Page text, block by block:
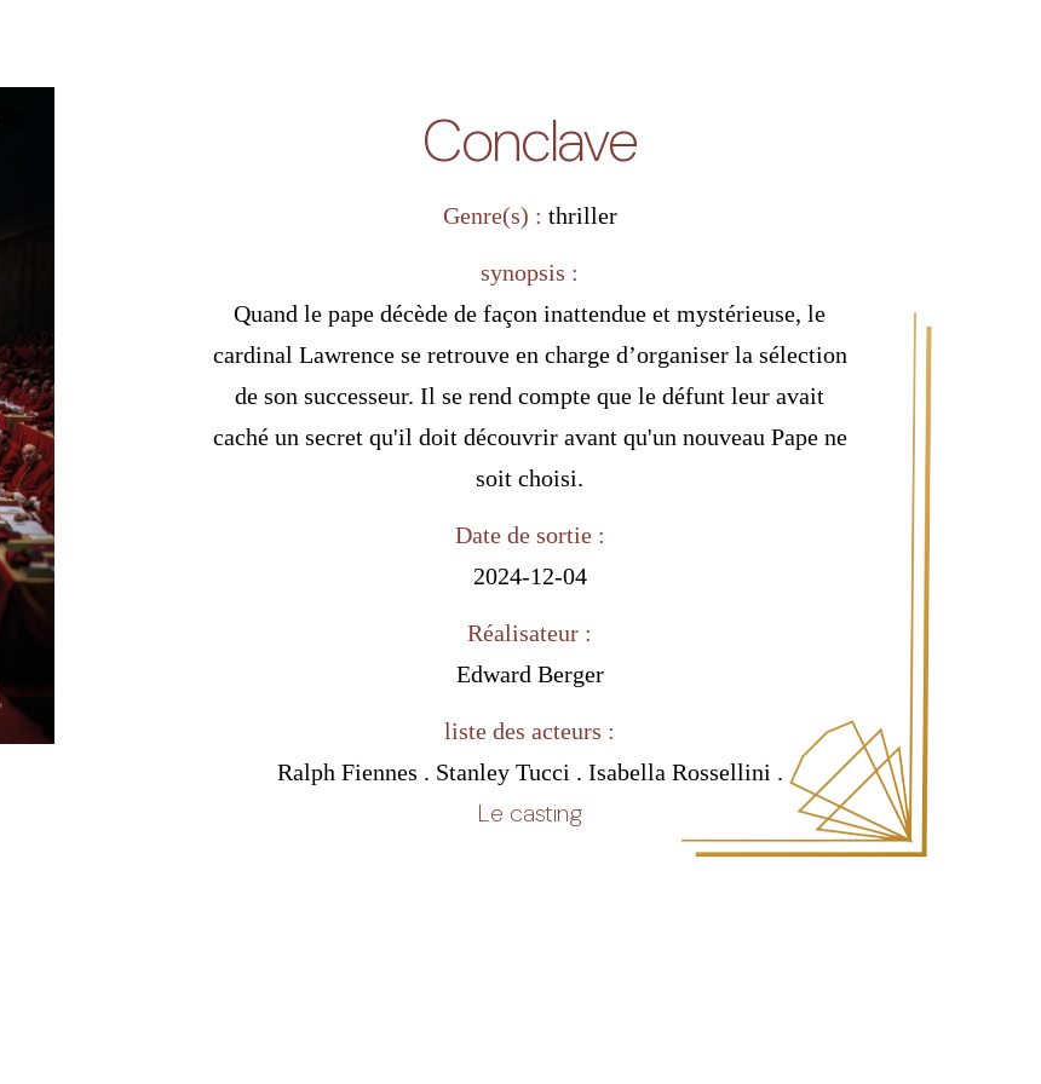
Conclave
Genre(s) : thriller
synopsis :
Quand le pape décède de façon inattendue et mystérieuse, le
cardinal Lawrence se retrouve en charge d’organiser la sélection
de son successeur. Il se rend compte que le défunt leur avait
caché un secret qu'il doit découvrir avant qu'un nouveau Pape ne
soit choisi.
Date de sortie :
2024-12-04
Réalisateur :
Edward Berger
liste des acteurs :
Ralph Fiennes . Stanley Tucci . Isabella Rossellini .
Le casting